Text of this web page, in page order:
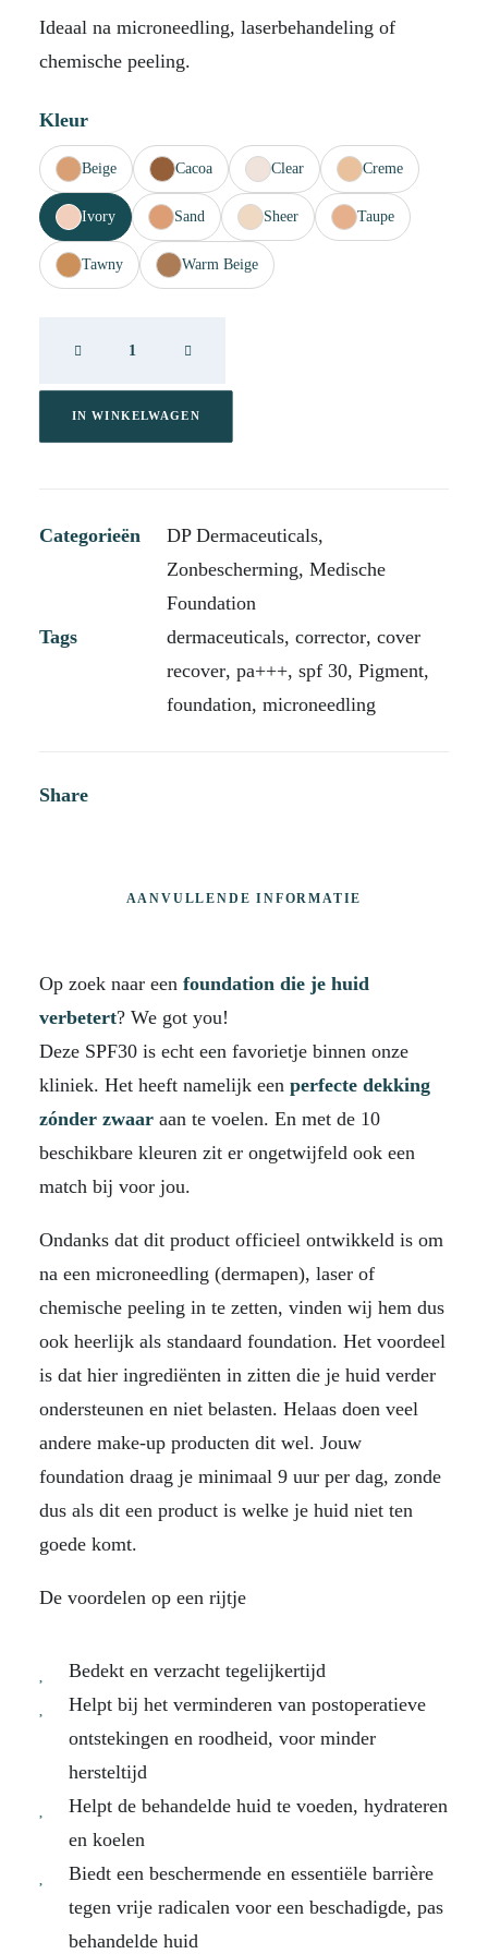
Ideaal na microneedling, laserbehandeling of
chemische peeling.
Kleur
Beige Cacoa Clear Creme
Ivory Sand Sheer Taupe
Tawny Warm Beige
Cover
IvoryIN WINKELWAGEN
Categorieën DP Dermaceuticals,
Zonbescherming, Medische
Foundation
Tags
dermaceuticals, corrector, cover
recover, pa+++, spf 30, Pigment,
foundation, microneedling
Share
AANVULLENDE INFORMATIE
Op zoek naar een foundation die je huid
verbetert? We got you!
Deze SPF30 is echt een favorietje binnen onze
kliniek. Het heeft namelijk een perfecte dekking
zónder zwaar aan te voelen. En met de 10
beschikbare kleuren zit er ongetwijfeld ook een
match bij voor jou.
Ondanks dat dit product officieel ontwikkeld is om
na een microneedling (dermapen), laser of
chemische peeling in te zetten, vinden wij hem dus
ook heerlijk als standaard foundation. Het voordeel
is dat hier ingrediënten in zitten die je huid verder
ondersteunen en niet belasten. Helaas doen veel
andere make-up producten dit wel. Jouw
foundation draag je minimaal 9 uur per dag, zonde
dus als dit een product is welke je huid niet ten
goede komt.
De voordelen op een rijtje
Bedekt en verzacht tegelijkertijd
Helpt bij het verminderen van postoperatieve
ontstekingen en roodheid, voor minder
hersteltijd
Helpt de behandelde huid te voeden, hydrateren
en koelen
Biedt een beschermende en essentiële barrière
tegen vrije radicalen voor een beschadigde, pas
behandelde huid